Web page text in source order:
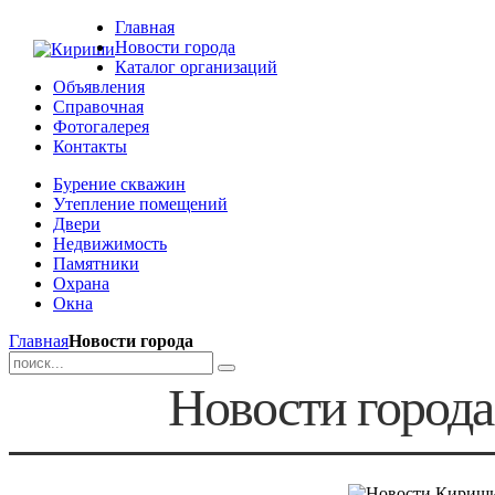
Главная
Новости города
Каталог организаций
Объявления
Справочная
Фотогалерея
Контакты
Бурение скважин
Утепление помещений
Двери
Недвижимость
Памятники
Охрана
Окна
ГлавнаяНовости города
Новости